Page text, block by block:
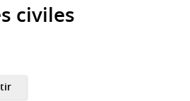
civiles